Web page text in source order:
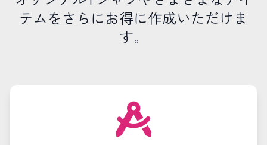
テムをさらにお得に作成いただけま
す。